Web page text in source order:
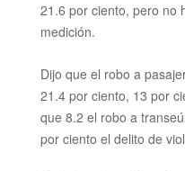
21.6 por ciento, pero no
medición.
Dijo que el robo a
21.4 por ciento, 13 por
que 8.2 el robo a
por ciento el delito de